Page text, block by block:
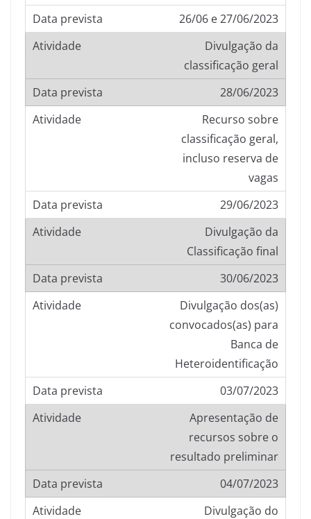
26/06 e 27/06/2023
Divulgação da
classificação geral
28/06/2023
Recurso sobre
classificação geral,
incluso reserva de
vagas
29/06/2023
Divulgação da
Classificação final
30/06/2023
Divulgação dos(as)
convocados(as) para
Banca de
Heteroidentificação
03/07/2023
Apresentação de
recursos sobre o
resultado preliminar
04/07/2023
Divulgação do